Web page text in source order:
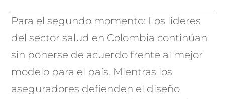
Para el segundo momento: Los lideres
del sector salud en Colombia continúan
sin ponerse de acuerdo frente al mejor
modelo para el país. Mientras los
aseguradores defienden el diseño